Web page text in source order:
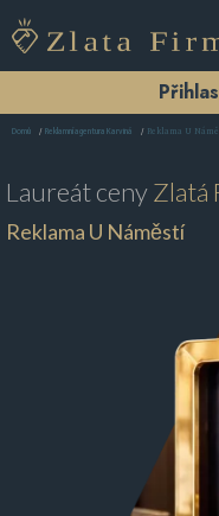
Domů Reklamní agentura Karviná Reklama U
Laureát cenyZlatá
Reklama U Náměstí